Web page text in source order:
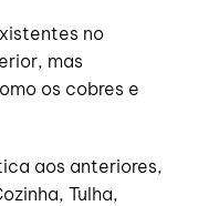
no
mas
os cobres e
aos anteriores,
Tulha,